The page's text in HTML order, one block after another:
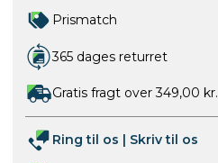
Prismatch
365 dages returret
Gratis fragt over 349,00 kr.
Ring til os | Skriv til os